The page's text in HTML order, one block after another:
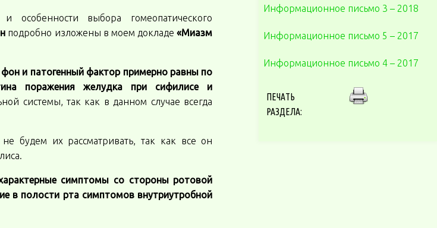
особенности выбора гомеопатического
подробно изложены в моем докладе«Миазм
фон и патогенный фактор примерно равны по
поражения желудка при сифилисе и
системы, так как в данном случае всегда
будем их рассматривать, так как все он
симптомы со стороны ротовой
в полости рта симптомов внутриутробной
Информационное письмо 3 – 2018
Информационное письмо 5 – 2017
Информационное письмо 4 – 2017
ПЕЧАТЬ
РАЗДЕЛА: